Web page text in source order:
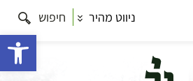
ניווט מהיר חיפוש